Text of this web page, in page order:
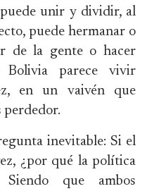
unir y dividir, al
puede hermanar o
de la gente o hacer
parece vivir
en un vaivén que
perdedor.
inevitable: Si el
¿por qué la política
Siendo que ambos